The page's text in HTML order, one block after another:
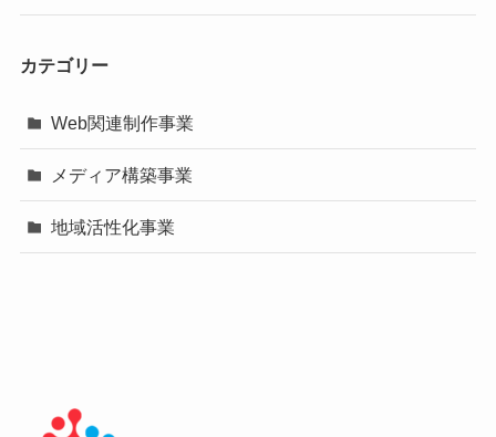
カテゴリー
Web関連制作事業
メディア構築事業
地域活性化事業